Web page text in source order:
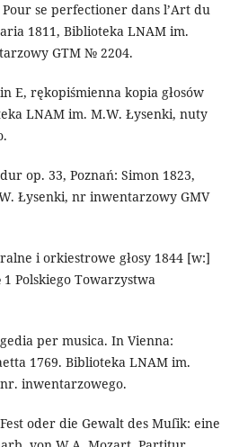
se perfectioner dans l’Art du
1811, Biblioteka LNAM im.
GTM № 2204.
E, rękopiśmienna kopia głosów
LNAM im. M.W. Łysenki, nuty
op. 33, Poznań: Simon 1823,
Łysenki, nr inwentarzowy GMV
i orkiestrowe głosy 1844 [w:]
Polskiego Towarzystwa
per musica. In Vienna:
1769. Biblioteka LNAM im.
inwentarzowego.
oder die Gewalt des Muſik: eine